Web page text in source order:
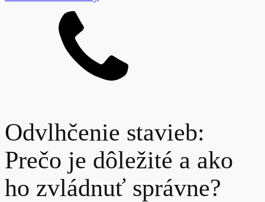
Odvlhčenie stavieb:
Prečo je dôležité a ako
ho zvládnuť správne?